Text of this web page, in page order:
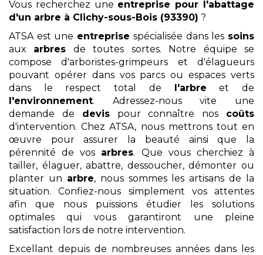
Vous recherchez une entreprise pour l'abattage
d'un arbre à Clichy-sous-Bois (93390) ?
ATSA est une entreprise spécialisée dans les soins
aux arbres de toutes sortes. Notre équipe se
compose d'arboristes-grimpeurs et d'élagueurs
pouvant opérer dans vos parcs ou espaces verts
dans le respect total de l'arbre et de
l'environnement. Adressez-nous vite une
demande de devispour connaître nos coûts
d'intervention. Chez ATSA, nous mettrons tout en
œuvre pour assurer la beauté ainsi que la
pérennité de vos arbres. Que vous cherchiez à
tailler, élaguer, abattre, dessoucher, démonter ou
planter un arbre, nous sommes les artisans de la
situation. Confiez-nous simplement vos attentes
afin que nous puissions étudier les solutions
optimales qui vous garantiront une pleine
satisfaction lors de notre intervention.
Excellant depuis de nombreuses années dans les